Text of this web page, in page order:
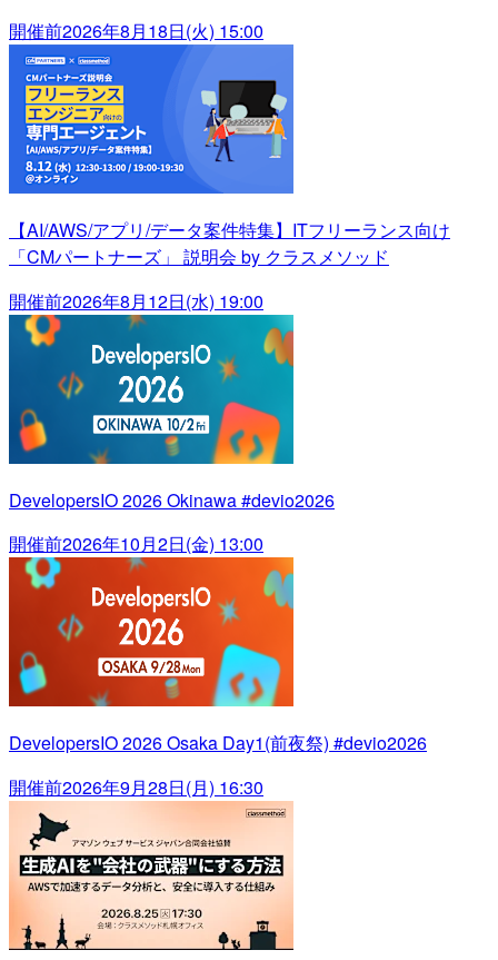
開催前2026年8月18日(火) 15:00
【AI/AWS/アプリ/データ案件特集】ITフリーランス向け
「CMパートナーズ」 説明会 by クラスメソッド
開催前2026年8月12日(水) 19:00
DevelopersIO 2026 Okinawa #devio2026
開催前2026年10月2日(金) 13:00
DevelopersIO 2026 Osaka Day1(前夜祭) #devio2026
開催前2026年9月28日(月) 16:30